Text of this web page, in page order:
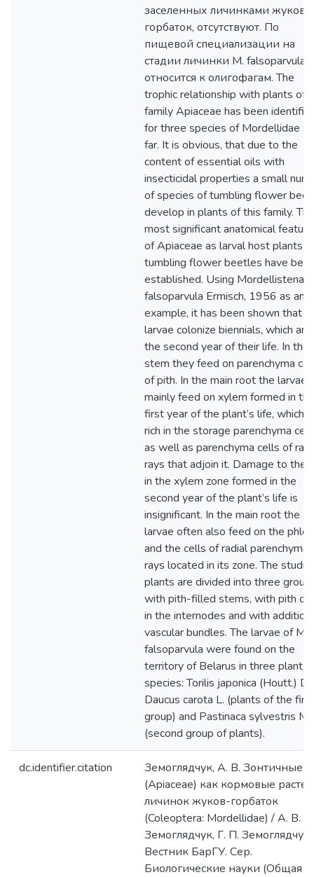
заселенных личинками жуков-
горбаток, отсутствуют. По
пищевой специализации на
стадии личинки M. falsoparvula
относится к олигофагам. The
trophic relationship with plants of
family Apiaceae has been
for three species of Mordellidae so
far. It is obvious, that due to the
content of essential oils with
insecticidal properties a small
of species of tumbling flower
develop in plants of this family. The
most significant anatomical
of Apiaceae as larval host plants
tumbling flower beetles have
established. Using Mordellistena
falsoparvula Ermisch, 1956 as an
example, it has been shown that
larvae colonize biennials, which are
the second year of their life. In the
stem they feed on parenchyma
of pith. In the main root the larvae
mainly feed on xylem formed in the
first year of the plant’s life, which is
rich in the storage parenchyma
as well as parenchyma cells of
rays that adjoin it. Damage to the
in the xylem zone formed in the
second year of the plant’s life is
insignificant. In the main root the
larvae often also feed on the
and the cells of radial parenchyma
rays located in its zone. The
plants are divided into three
with pith-filled stems, with pith
in the internodes and with
vascular bundles. The larvae of M.
falsoparvula were found on the
territory of Belarus in three plant
species: Torilis japonica (Houtt.)
Daucus carota L. (plants of the first
group) and Pastinaca sylvestris
(second group of plants).
dc.identifier.citation
Земоглядчук, А. В. Зонтичные
(Apiaceae) как кормовые
личинок жуков-горбаток
(Coleoptera: Mordellidae) / А. В.
Земоглядчук, Г. П. Земоглядчук
Вестник БарГУ. Сер.
Биологические науки (Общая